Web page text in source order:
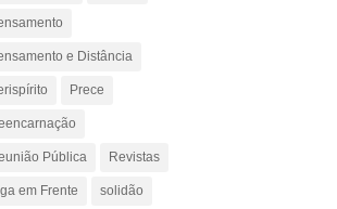
e Distância
Prece
Pública Revistas
em Frente solidão